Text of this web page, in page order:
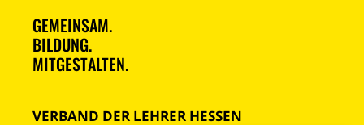
GEMEINSAM.
BILDUNG.
MITGESTALTEN.
VERBAND DER LEHRER HESSEN